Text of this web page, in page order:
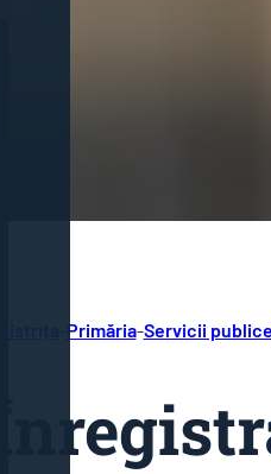
Primăria-Servicii publice